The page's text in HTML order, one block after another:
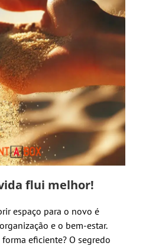
flui melhor!
espaço para o novo é
e o bem-estar.
eficiente? O segredo